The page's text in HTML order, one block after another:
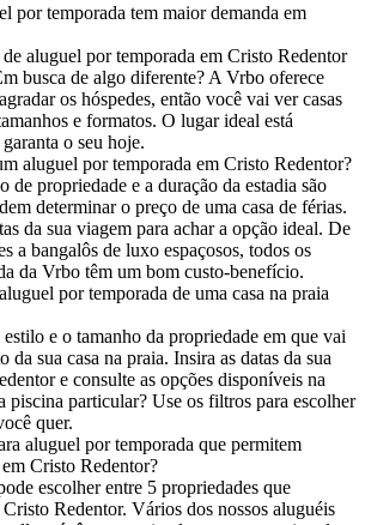
por temporada tem maior demanda em
aluguel por temporada em Cristo Redentor
busca de algo diferente? A Vrbo oferece
os hóspedes, então você vai ver casas
e formatos. O lugar ideal está
o seu hoje.
aluguel por temporada em Cristo Redentor?
de propriedade e a duração da estadia são
determinar o preço de uma casa de férias.
da sua viagem para achar a opção ideal. De
a bangalôs de luxo espaçosos, todos os
da Vrbo têm um bom custo-benefício.
por temporada de uma casa na praia
e o tamanho da propriedade em que vai
da sua casa na praia. Insira as datas da sua
e consulte as opções disponíveis na
particular? Use os filtros para escolher
quer.
aluguel por temporada que permitem
Cristo Redentor?
escolher entre 5 propriedades que
Redentor. Vários dos nossos aluguéis